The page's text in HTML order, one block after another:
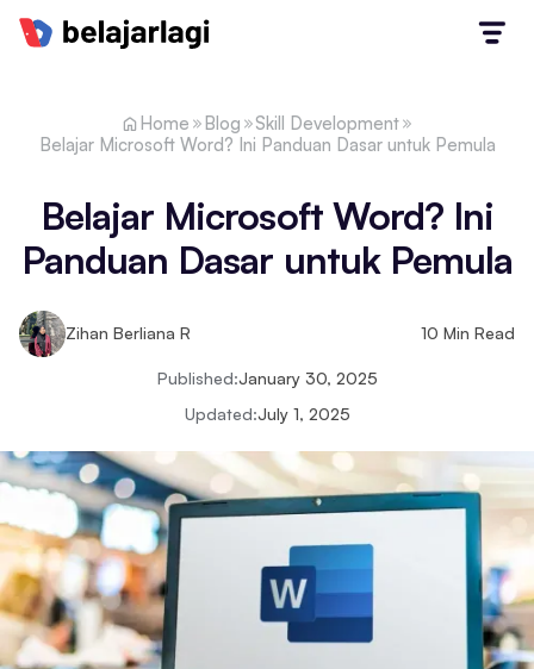
Home Blog
Skill Development
‍Belajar Microsoft Word? Ini Panduan Dasar untuk Pemula
‍Belajar Microsoft Word? Ini
Panduan Dasar untuk Pemula
Zihan Berliana R 10 Min Read
Published:January 30, 2025
Updated:July 1, 2025